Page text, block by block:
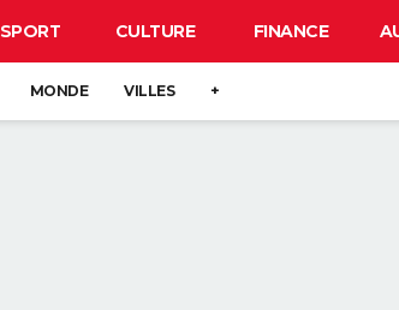
SPORT CULTURE FINANCE
MONDE VILLES +